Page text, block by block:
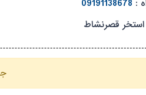
:
09191138678
استخر قصرنشاط